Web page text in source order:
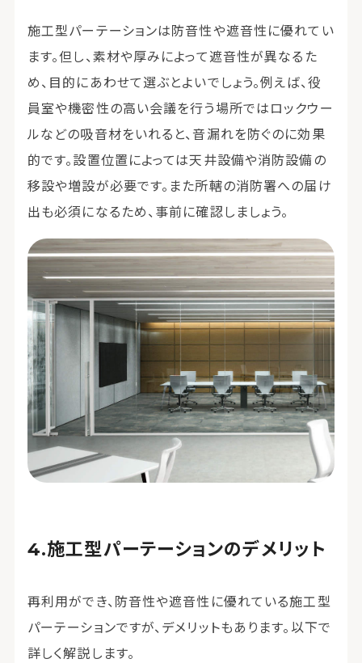
施工型パーテーションは防音性や遮音性に優れてい
ます。但し、素材や厚みによって遮音性が異なるた
め、目的にあわせて選ぶとよいでしょう。例えば、役
員室や機密性の高い会議を行う場所ではロックウー
ルなどの吸音材をいれると、音漏れを防ぐのに効果
的です。設置位置によっては天井設備や消防設備の
移設や増設が必要です。また所轄の消防署への届け
出も必須になるため、事前に確認しましょう。
施工型パーテーションのデメリット
再利用ができ、防音性や遮音性に優れている施工型
パーテーションですが、デメリットもあります。以下で
詳しく解説します。